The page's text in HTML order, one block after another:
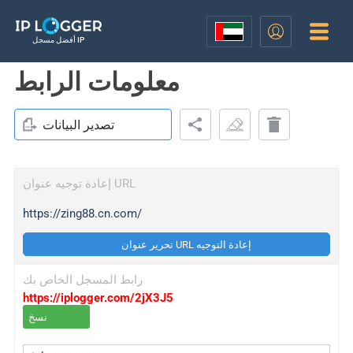
أفضل مسجل IP
معلومات الرابط
تصدير البيانات
إعادة توجيه عنوان URL
https://zing88.cn.com/
تحرير عنوان URL إعادة التوجيه
رابط المسجل الخاص بك
https://iplogger.com/2jX3J5
نسخ